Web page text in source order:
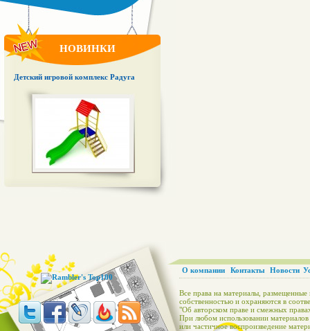
НОВИНКИ
Детский игровой комплекс Радуга
О компании Контакты Новости
Все права на материалы, размещенные
собственностью и охраняются в
"Об авторском праве и смежных
При любом использовании
или частичное воспроизведение